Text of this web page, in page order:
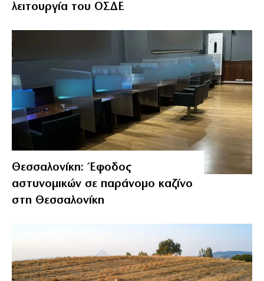
λειτουργία του ΟΣΔΕ
Θεσσαλονίκη: Έφοδος
αστυνομικών σε παράνομο καζίνο
στη Θεσσαλονίκη